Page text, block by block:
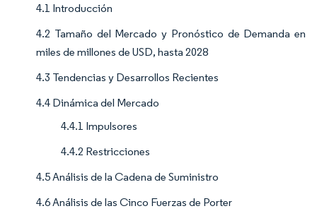
4.1 Introducción
4.2 Tamaño del Mercado y Pronóstico de Demanda en
miles de millones de USD, hasta 2028
4.3 Tendencias y Desarrollos Recientes
4.4 Dinámica del Mercado
4.4.1 Impulsores
4.4.2 Restricciones
4.5 Análisis de la Cadena de Suministro
4.6 Análisis de las Cinco Fuerzas de Porter